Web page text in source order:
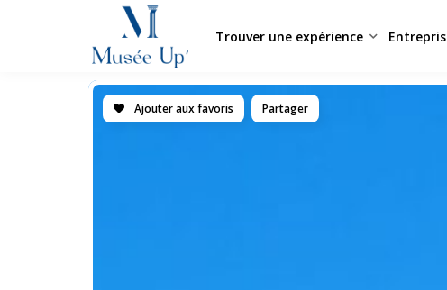
Trouver une expérience
Ajouter aux favoris Partager